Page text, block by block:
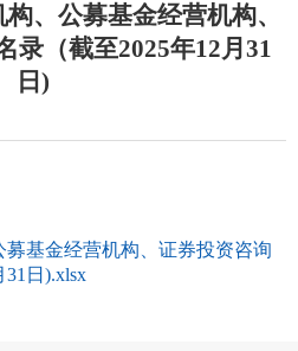
、公募基金经营机构、
录（截至2025年12月31
日)
基金经营机构、证券投资咨询
31日).xlsx